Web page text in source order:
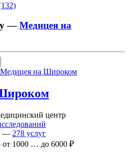
—Медицея на
центр
— 278 услуг
от 1000 … до 6000 ₽